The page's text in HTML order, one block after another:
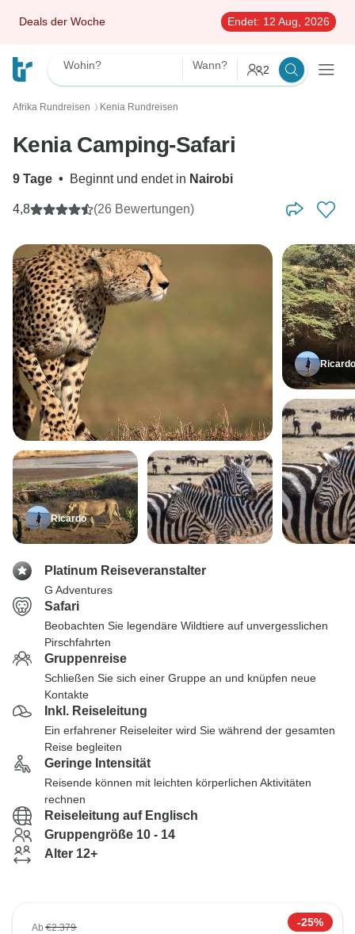
Deals der Woche Endet: 12 Aug, 2026
Wohin? Wann? 2
Afrika Rundreisen 〉 Kenia Rundreisen
Kenia Camping-Safari
9 Tage • Beginnt und endet in Nairobi
4,8 (26 Bewertungen)
Ricardo
Ricardo
Platinum Reiseveranstalter
G Adventures
Safari
Beobachten Sie legendäre Wildtiere auf unvergesslichen
Pirschfahrten
Gruppenreise
Schließen Sie sich einer Gruppe an und knüpfen neue
Kontakte
Inkl. Reiseleitung
Ein erfahrener Reiseleiter wird Sie während der gesamten
Reise begleiten
Geringe Intensität
Reisende können mit leichten körperlichen Aktivitäten
rechnen
Reiseleitung auf Englisch
Gruppengröße 10 - 14
Alter 12+
Ab€2.379 -25%